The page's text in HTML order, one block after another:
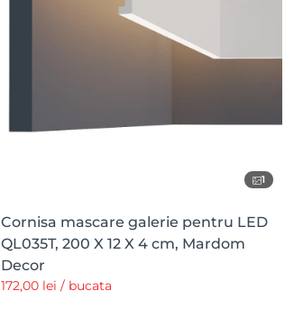
1
Cornisa mascare galerie pentru LED
QL035T, 200 X 12 X 4 cm, Mardom
Decor
172,00 lei / bucata